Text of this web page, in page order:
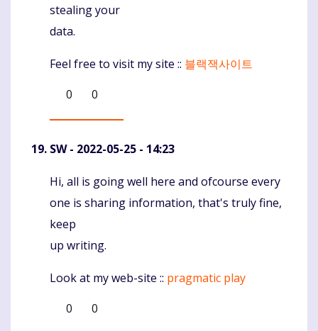
stealing your
data.
Feel free to visit my site :: 블랙잭사이트
0
0
SW- 2022-05-25 - 14:23
Komentaras
Hi, all is going well here and ofcourse every
one is sharing information, that's truly fine,
keep
up writing.
Look at my web-site :: pragmatic play
0
0